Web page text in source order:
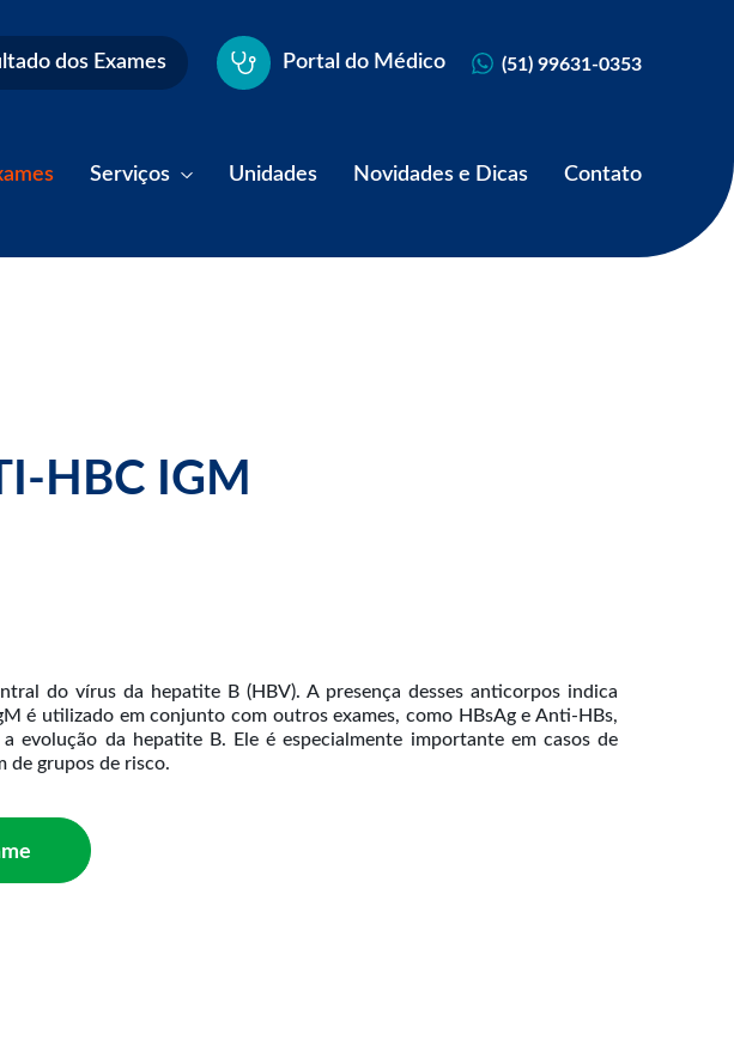
dos Exames Portal do Médico (51) 99631-0353
Serviços Unidades Novidades e Dicas Contato
HBC IGM
do vírus da hepatite B (HBV). A presença desses anticorpos indica
é utilizado em conjunto com outros exames, como HBsAg e Anti-HBs,
da hepatite B. Ele é especialmente importante em casos de